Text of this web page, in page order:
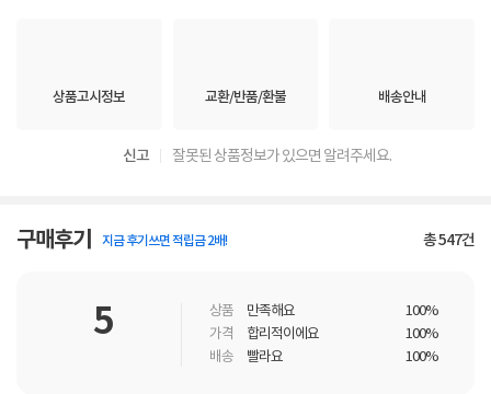
상품고시정보 교환/반품/환불 배송안내
신고 잘못된 상품정보가 있으면 알려주세요.
구매후기 지금 후기쓰면 적립금 2배! 총547건
5 상품 만족해요
100%
가격
합리적이에요
100%
배송
빨라요 100%